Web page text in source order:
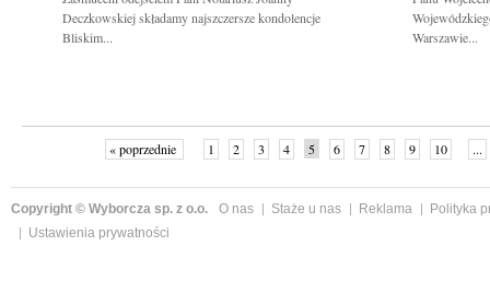
Deczkowskiej składamy najszczersze kondolencje
Bliskim...
Warszawie...
« poprzednie 1 2 3 4 5 6 7 8 9 10 ...
Copyright © Wyborcza sp. z o.o. O nas Staże u nas Reklama
Polityka
Ustawienia prywatności